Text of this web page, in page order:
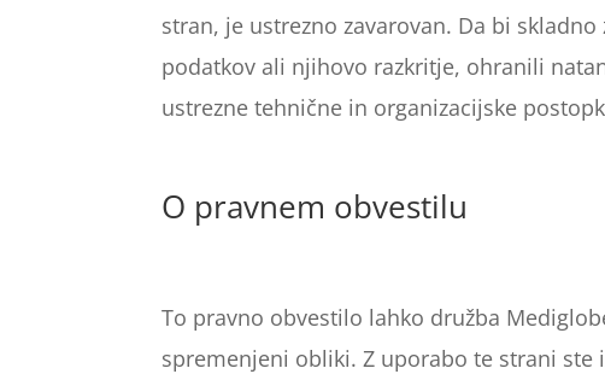
stran, je ustrezno zavarovan. Da bi
podatkov ali njihovo razkritje, ohranili
ustrezne tehnične in organizacijske
O pravnem obvestilu
To pravno obvestilo lahko družba
spremenjeni obliki. Z uporabo te strani